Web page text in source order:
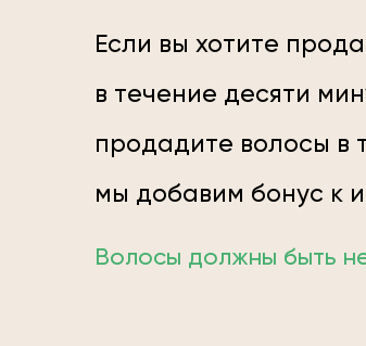
Если вы хотите
в течение десяти
продадите волосы в
мы добавим бонус к
Волосы должны быть